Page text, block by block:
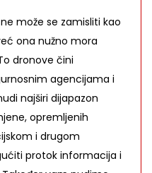
može se zamisliti kao
ona nužno mora
dronove čini
agencijama i
najširi dijapazon
opremljenih
i drugom
protok informacija i